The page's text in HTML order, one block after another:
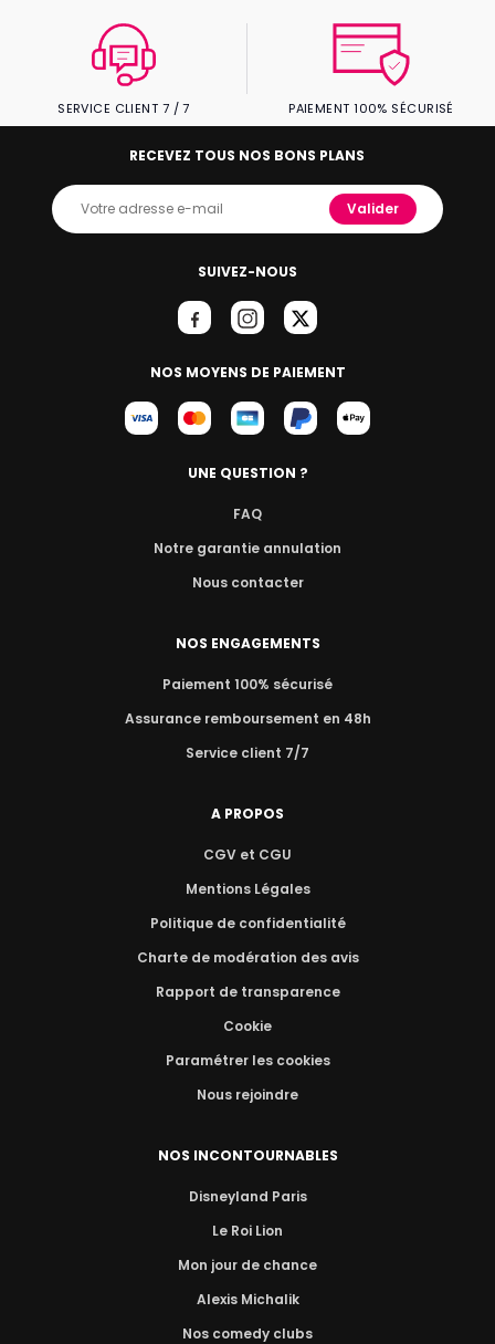
SERVICE CLIENT 7 / 7 PAIEMENT 100% SÉCURISÉ
SUIVEZ-NOUS
NOS MOYENS DE PAIEMENT
RECEVEZ TOUS NOS BONS PLANS
Valider
UNE QUESTION ?
FAQ
Notre garantie annulation
Nous contacter
NOS ENGAGEMENTS
Paiement 100% sécurisé
Assurance remboursement en 48h
Service client 7/7
A PROPOS
CGV et CGU
Mentions Légales
Politique de confidentialité
Charte de modération des avis
Rapport de transparence
Cookie
Paramétrer les cookies
Nous rejoindre
NOS INCONTOURNABLES
Disneyland Paris
Le Roi Lion
Mon jour de chance
Alexis Michalik
Nos comedy clubs